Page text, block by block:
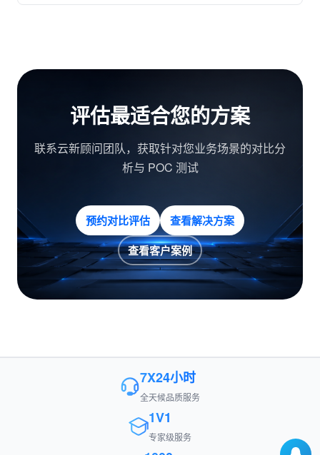
评估最适合您的方案
联系云新顾问团队，获取针对您业务场景的对比分
析与 POC 测试
预约对比评估
查看解决方案
查看客户案例
7X24小时
全天候品质服务
1V1
专家级服务